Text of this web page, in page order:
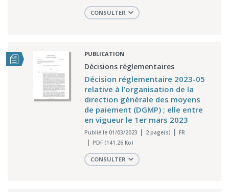
CONSULTER
PUBLICATION
Décisions réglementaires
Décision réglementaire 2023-05
relative à l’organisation de la
direction générale des moyens
de paiement (DGMP) ; elle entre
en vigueur le 1er mars 2023
Publié le 01/03/2023 2 page(s)
FR
PDF (141.26 Ko)
CONSULTER